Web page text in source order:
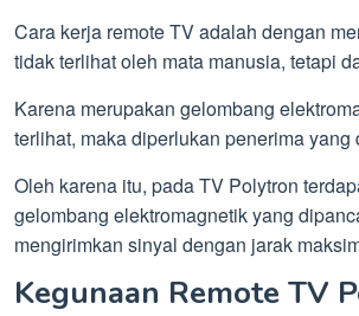
Cara kerja remote TV adalah dengan
tidak terlihat oleh mata manusia, tetapi
Karena merupakan gelombang
terlihat, maka diperlukan penerima
Oleh karena itu, pada TV Polytron
gelombang elektromagnetik yang
mengirimkan sinyal dengan jarak
Kegunaan Remote TV